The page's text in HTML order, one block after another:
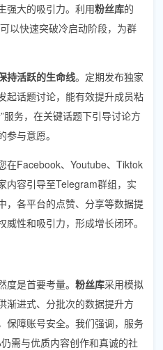
强大的吸引力。利用粉丝库的
以快速突破冷启动阶段，为群
持活跃的生命线。定期发布独家
起话题讨论，能有效提升成员粘
服务，在关键话题下引导讨论方
与意愿。
在Facebook、Youtube、Tiktok
内容引导至Telegram群组，实
，各平台的点赞、分享等数据提
性和吸引力，形成增长闭环。
是首要考量。 粉丝库采用模拟
渐进式、分批次的数据提升方
保障账号安全。我们强调，服务
需与优质内容创作和真诚的社